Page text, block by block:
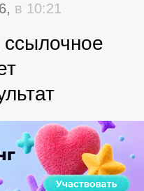
в 10:21